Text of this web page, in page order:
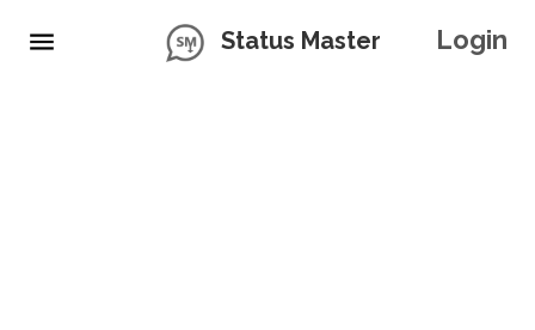
Status Master Login